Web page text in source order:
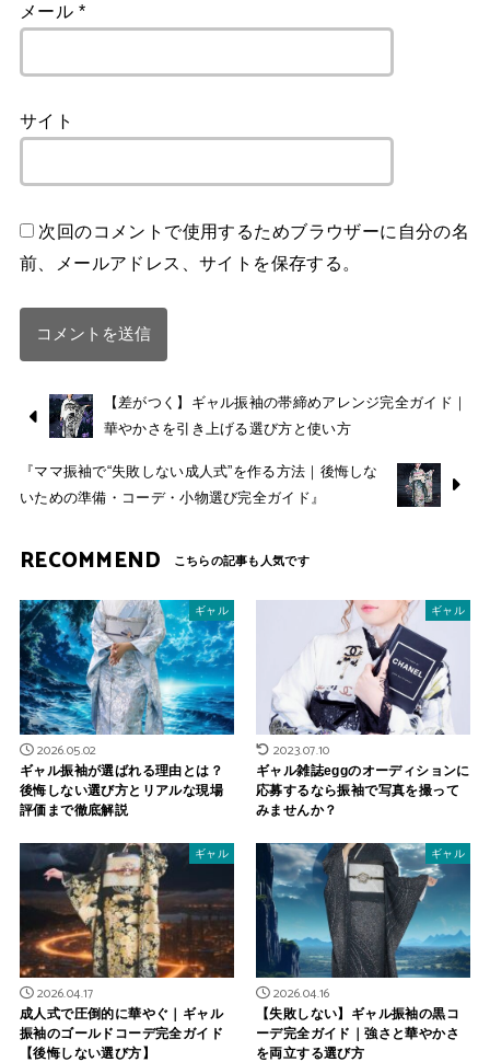
メール *
サイト
次回のコメントで使用するためブラウザーに自分の名
前、メールアドレス、サイトを保存する。
【差がつく】ギャル振袖の帯締めアレンジ完全ガイド｜
華やかさを引き上げる選び方と使い方
『ママ振袖で“失敗しない成人式”を作る方法｜後悔しな
いための準備・コーデ・小物選び完全ガイド』
RECOMMEND
ギャル
2026.05.02
ギャル振袖が選ばれる理由とは？
後悔しない選び方とリアルな現場
評価まで徹底解説
ギャル
2023.07.10
ギャル雑誌eggのオーディションに
応募するなら振袖で写真を撮って
みませんか？
ギャル
2026.04.17
成人式で圧倒的に華やぐ｜ギャル
振袖のゴールドコーデ完全ガイド
【後悔しない選び方】
ギャル
2026.04.16
【失敗しない】ギャル振袖の黒コ
ーデ完全ガイド｜強さと華やかさ
を両立する選び方